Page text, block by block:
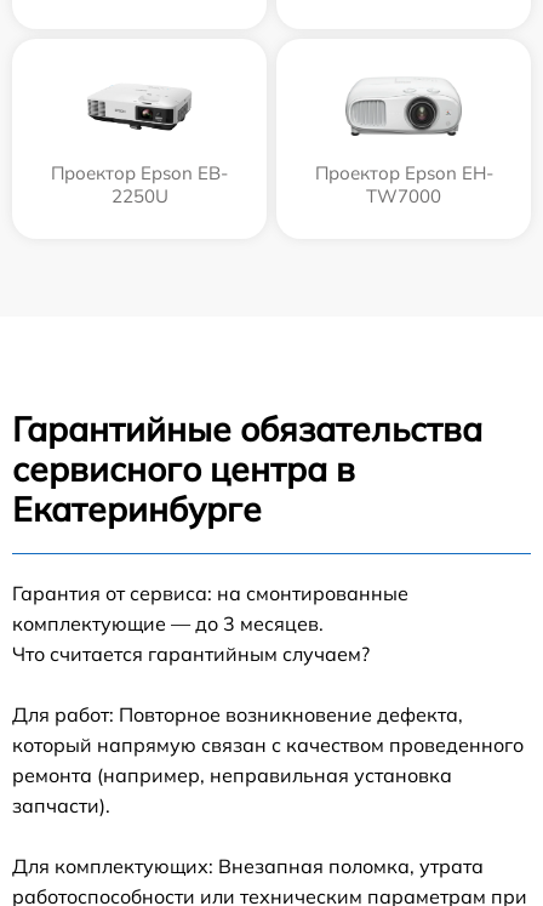
Проектор Epson EB-
2250U
Проектор Epson EH-
TW7000
Гарантийные обязательства
сервисного центра в
Екатеринбурге
Гарантия от сервиса: на смонтированные
комплектующие — до 3 месяцев.
Что считается гарантийным случаем?
Для работ: Повторное возникновение дефекта,
который напрямую связан с качеством проведенного
ремонта (например, неправильная установка
запчасти).
Для комплектующих: Внезапная поломка, утрата
работоспособности или техническим параметрам при